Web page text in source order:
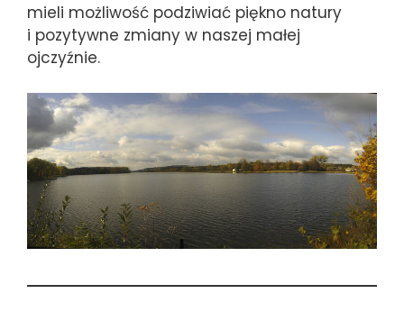
mieli możliwość podziwiać piękno natury
i pozytywne zmiany w naszej małej
ojczyźnie.